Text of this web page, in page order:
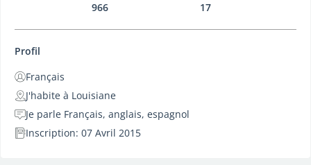
966
17
Profil
Français
J'habite à Louisiane
Je parle Français, anglais, espagnol
Inscription: 07 Avril 2015